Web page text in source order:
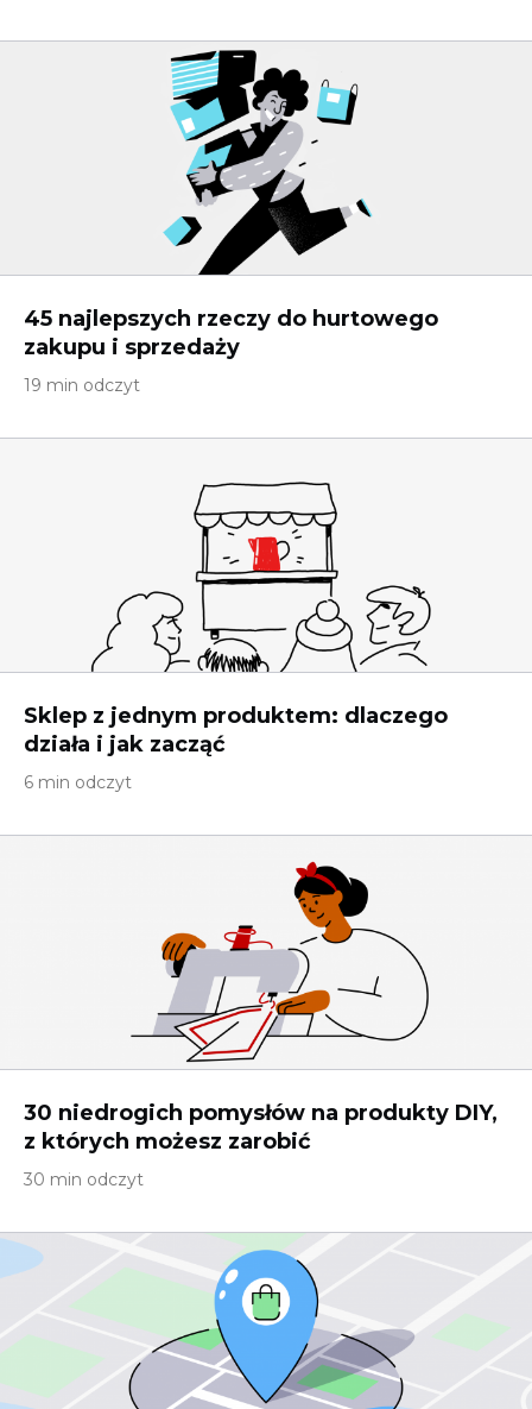
45 najlepszych rzeczy do hurtowego
zakupu i sprzedaży
19 min odczyt
Sklep z jednym produktem: dlaczego
działa i jak zacząć
6 min odczyt
30 niedrogich pomysłów na produkty DIY,
z których możesz zarobić
30 min odczyt